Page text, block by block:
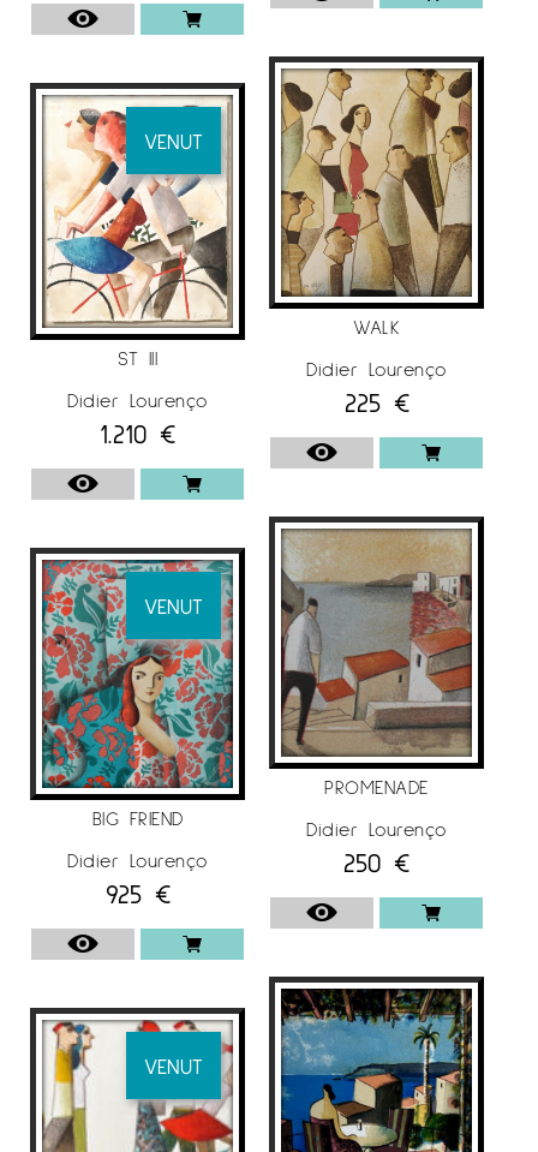
York, Seattle, Los Angeles, Hong Kong, Puerto
Las Vegas i Miami entre moltes altres.
EXPOSICIONS
Participà en diverses exposicions individuals
com per exemple: “Com a casa” Sala Premiart,
Premià de Mar (2013). “Contenidors d’Emocions”
Galeria Jordi Barnadas, Barcelona (2012).
“Nostrum” Galeria Ausart, Vi (2011). “Obra
Recent” Galeria Anquin’s, Reus (2010).
També participà en col·lectives com Sala El
Quatre, Barcelona (2013). “40 Saló de Maig”
Galeria Anquin’s, Reus (2012).”39 Saló de Maig”
Galeria Anquin’s, Reus (2011). IFAE Miami
Internacional Art Fair, Vila de l’Art (EUA) (2010).
Per a més informació del PintorDidier
Lourenço a Espai Cavallers Gallery
VENUT
ST III
Didier Lourenço
1.210 €
VENUT
BIG FRIEND
Didier Lourenço
925 €
VENUT
WALK
Didier Lourenço
225 €
PROMENADE
Didier Lourenço
250 €